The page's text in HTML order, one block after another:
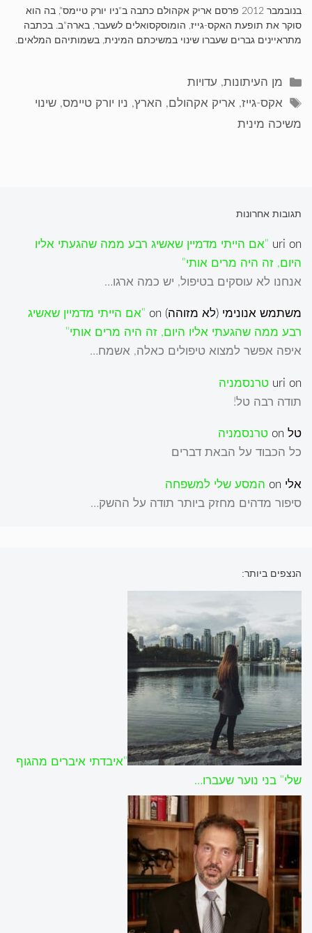
בנובמבר 2012 פרסם אריק אקהולם כתבה ב"ניו יורק טיימס", בה הוא
סוקר את תופעת האקס-גייז, הומוסקסואלים לשעבר, בארה"ב. בכתבה
מתראיינים גברים שעברו שינוי במשיכתם המינית, בשמותיהם המלאים.
קטגוריות
מן העיתונות, עדויות
תגיות
אקס-גייז, אריק אקהולם, הארץ, ניו יורק טיימס,שינוי
משיכה מינית
תגובות אחרונות
uri on
"אם הייתי מדמיין שאשיג רבע ממה שהגעתי אליו
היום, זה היה מרים אותי"
אנחנו לא עוסקים בטיפול, יש כמה ארגו…
משתמש אנונימי (לא מזוהה) on "אם הייתי מדמיין שאשיג
רבע ממה שהגעתי אליו היום, זה היה מרים אותי"
איפה אפשר למצוא טיפולים כאלה, אשמח…
uri on
טרנסמניה
תודה רבה טל!
טל on טרנסמניה
כל הכבוד על הבאת דברים
אלי on המסע שלי למשפחה
סיפור מדהים מחזק ביותר תודה על ההשק…
הנצפים ביותר:
"איבדתי איברים מהגוף
שלי" בני נוער שעברו…